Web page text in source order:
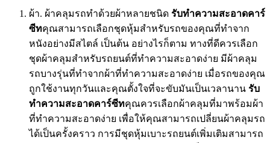
ผ้า. ผ้าคลุมรถทำด้วยผ้าหลายชนิด รับทำความสะอาดคาร์
ซีทคุณสามารถเลือกชุดหุ้มสำหรับรถของคุณที่ทำจาก
หนังอย่างมีสไตล์ เป็นต้น อย่างไรก็ตาม ทางที่ดีควรเลือก
ชุดผ้าคลุมสำหรับรถยนต์ที่ทำความสะอาดง่าย มีผ้าคลุม
รถบางรุ่นที่ทำจากผ้าที่ทำความสะอาดง่าย เมื่อรถของคุณ
ถูกใช้งานทุกวันและคุณตั้งใจที่จะขับมันเป็นเวลานาน รับ
ทำความสะอาดคาร์ซีทคุณควรเลือกผ้าคลุมที่มาพร้อมผ้า
ที่ทำความสะอาดง่าย เพื่อให้คุณสามารถเปลี่ยนผ้าคลุมรถ
ได้เป็นครั้งคราว การมีชุดหุ้มเบาะรถยนต์เพิ่มเติมสามารถ